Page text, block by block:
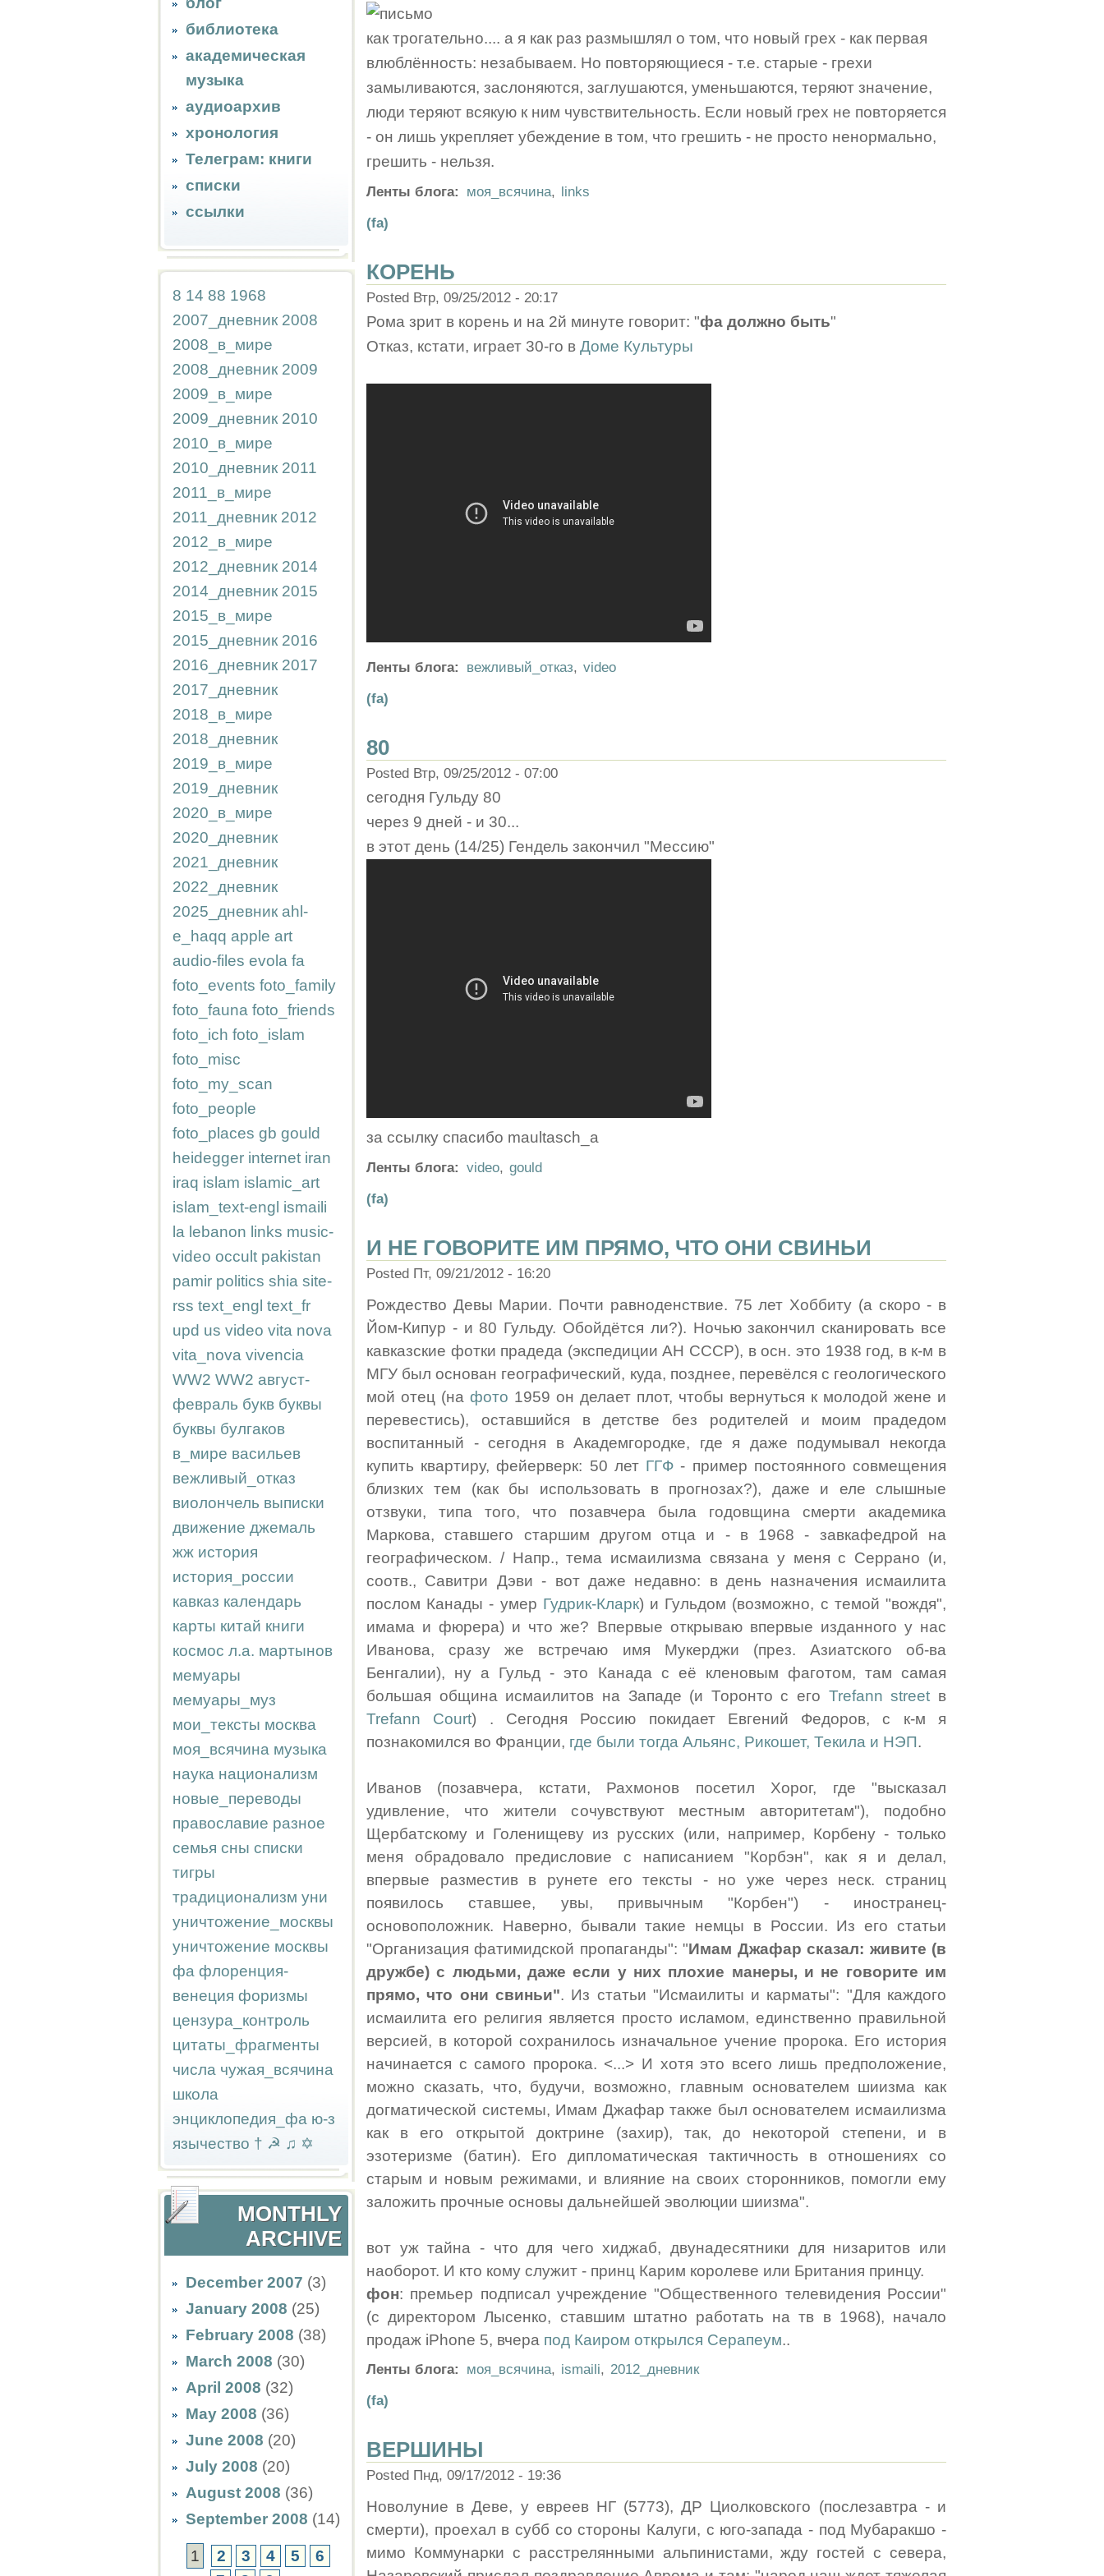
библиотека
академическая
музыка
аудиоархив
хронология
Телеграм: книги
списки
ссылки
8 14 88 1968
2007_дневник 2008
2008_в_мире
2008_дневник 2009
2009_в_мире
2009_дневник 2010
2010_в_мире
2010_дневник 2011
2011_в_мире
2011_дневник 2012
2012_в_мире
2012_дневник 2014
2014_дневник 2015
2015_в_мире
2015_дневник 2016
2016_дневник 2017
2017_дневник
2018_в_мире
2018_дневник
2019_в_мире
2019_дневник
2020_в_мире
2020_дневник
2021_дневник
2022_дневник
2025_дневник ahl-
e_haqq apple art
audio-files evola fa
foto_events foto_family
foto_fauna foto_friends
foto_ich foto_islam
foto_misc
foto_my_scan
foto_people
foto_places gb gould
heidegger internet iran
iraq islam islamic_art
islam_text-engl ismaili
la lebanon links music-
video occult pakistan
pamir politics shia site-
rss text_engl text_fr
upd us video vita nova
vita_nova vivencia
WW2 WW2 август-
февраль букв буквы
буквы булгаков
в_мире васильев
вежливый_отказ
виолончель выписки
движение джемаль
жж история
история_россии
кавказ календарь
карты китай книги
космос л.а. мартынов
мемуары
мемуары_муз
мои_тексты москва
моя_всячина музыка
наука национализм
новые_переводы
православие разное
семья сны списки
тигры
традиционализм уни
уничтожение_москвы
уничтожение москвы
фа флоренция-
венеция форизмы
цензура_контроль
цитаты_фрагменты
числа чужая_всячина
школа
энциклопедия_фа ю-з
язычество † ☭ ♫ ✡
MONTHLY
ARCHIVE
December 2007 (3)
January 2008 (25)
February 2008 (38)
March 2008 (30)
April 2008 (32)
May 2008 (36)
June 2008 (20)
July 2008 (20)
August 2008 (36)
September 2008 (14)
1 2 3 4 5
6
как трогательно.... а я как раз размышлял о том, что новый грех - как первая
влюблённость: незабываем. Но повторяющиеся - т.е. старые - грехи
замыливаются, заслоняются, заглушаются, уменьшаются, теряют значение,
люди теряют всякую к ним чувствительность. Если новый грех не повторяется
- он лишь укрепляет убеждение в том, что грешить - не просто ненормально,
грешить - нельзя.
Ленты блога: моя_всячина, links
(fa)
КОРЕНЬ
Posted Втр, 09/25/2012 - 20:17
Рома зрит в корень и на 2й минуте говорит: "фа должно быть"
Отказ, кстати, играет 30-го в Доме Культуры
Ленты блога: вежливый_отказ, video
(fa)
80
Posted Втр, 09/25/2012 - 07:00
сегодня Гульду 80
через 9 дней - и 30...
в этот день (14/25) Гендель закончил "Мессию"
за ссылку спасибо maultasch_a
Ленты блога: video, gould
(fa)
И НЕ ГОВОРИТЕ ИМ ПРЯМО, ЧТО ОНИ СВИНЬИ
Posted Пт, 09/21/2012 - 16:20
Рождество Девы Марии. Почти равноденствие. 75 лет Хоббиту (а скоро - в
Йом-Кипур - и 80 Гульду. Обойдётся ли?). Ночью закончил сканировать все
кавказские фотки прадеда (экспедиции АН СССР), в осн. это 1938 год, в к-м в
МГУ был основан географический, куда, позднее, перевёлся с геологического
мой отец (на фото 1959 он делает плот, чтобы вернуться к молодой жене и
перевестись), оставшийся в детстве без родителей и моим прадедом
воспитанный - сегодня в Академгородке, где я даже подумывал некогда
купить квартиру, фейерверк: 50 лет ГГФ - пример постоянного совмещения
близких тем (как бы использовать в прогнозах?), даже и еле слышные
отзвуки, типа того, что позавчера была годовщина смерти академика
Маркова, ставшего старшим другом отца и - в 1968 - завкафедрой на
географическом. / Напр., тема исмаилизма связана у меня с Серрано (и,
соотв., Савитри Дэви - вот даже недавно: в день назначения исмаилита
послом Канады - умер Гудрик-Кларк) и Гульдом (возможно, с темой "вождя",
имама и фюрера) и что же? Впервые открываю впервые изданного у нас
Иванова, сразу же встречаю имя Мукерджи (през. Азиатского об-ва
Бенгалии), ну а Гульд - это Канада c её кленовым фаготом, там самая
большая община исмаилитов на Западе (и Торонто с его Trefann street в
Trefann Court) . Сегодня Россию покидает Евгений Федоров, с к-м я
познакомился во Франции, где были тогда Альянс, Рикошет, Текила и НЭП.
Иванов (позавчера, кстати, Рахмонов посетил Хорог, где "высказал
удивление, что жители сочувствуют местным авторитетам"), подобно
Щербатскому и Голенищеву из русских (или, например, Корбену - только
меня обрадовало предисловие с написанием "Корбэн", как я и делал,
впервые разместив в рунете его тексты - но уже через неск. страниц
появилось ставшее, увы, привычным "Корбен") - иностранец-
основоположник. Наверно, бывали такие немцы в России. Из его статьи
"Организация фатимидской пропаганды": "Имам Джафар сказал: живите (в
дружбе) с людьми, даже если у них плохие манеры, и не говорите им
прямо, что они свиньи". Из статьи "Исмаилиты и карматы": "Для каждого
исмаилита его религия является просто исламом, единственно правильной
версией, в которой сохранилось изначальное учение пророка. Его история
начинается с самого пророка. <...> И хотя это всего лишь предположение,
можно сказать, что, будучи, возможно, главным основателем шиизма как
догматической системы, Имам Джафар также был основателем исмаилизма
как в его открытой доктрине (захир), так, до некоторой степени, и в
эзотеризме (батин). Его дипломатическая тактичность в отношениях со
старым и новым режимами, и влияние на своих сторонников, помогли ему
заложить прочные основы дальнейшей эволюции шиизма".
вот уж тайна - что для чего хиджаб, двунадесятники для низаритов или
наоборот. И кто кому служит - принц Карим королеве или Британия принцу.
фон: премьер подписал учреждение "Общественного телевидения России"
(c директором Лысенко, ставшим штатно работать на тв в 1968), начало
продаж iPhone 5, вчера под Каиром открылся Серапеум..
Ленты блога: моя_всячина, ismaili, 2012_дневник
(fa)
ВЕРШИНЫ
Posted Пнд, 09/17/2012 - 19:36
Новолуние в Деве, у евреев НГ (5773), ДР Циолковского (послезавтра - и
смерти), проехал в субб со стороны Калуги, с юго-запада - под Мубаракшо -
мимо Коммунарки с расстрелянными альпинистами, жду гостей с севера,